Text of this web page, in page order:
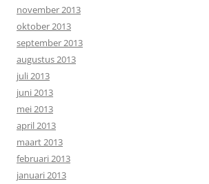
november 2013
oktober 2013
september 2013
augustus 2013
juli 2013
juni 2013
mei 2013
april 2013
maart 2013
februari 2013
januari 2013